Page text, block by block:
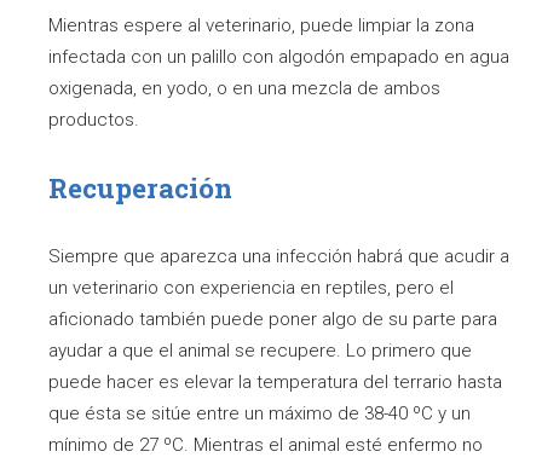
Mientras espere al veterinario, puede limpiar la zona
infectada con un palillo con algodón empapado en agua
oxigenada, en yodo, o en una mezcla de ambos
productos.
Recuperación
Siempre que aparezca una infección habrá que acudir a
un veterinario con experiencia en reptiles, pero el
aficionado también puede poner algo de su parte para
ayudar a que el animal se recupere. Lo primero que
puede hacer es elevar la temperatura del terrario hasta
que ésta se sitúe entre un máximo de 38-40 ºC y un
mínimo de 27 ºC. Mientras el animal esté enfermo no